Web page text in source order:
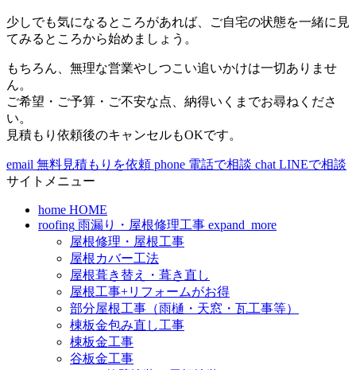
少しでも気になるところがあれば、ご自宅の状態を一緒に見
てみるところから始めましょう。
もちろん、無理な営業やしつこい追いかけは一切ありませ
ん。
ご希望・ご予算・ご不安な点、納得いくまでお尋ねくださ
い。
見積もり依頼後のキャンセルもOKです。
email 無料見積もりを依頼 phone 電話で相談 chat LINEで相談
サイトメニュー
home HOME
roofing 雨漏り・屋根修理工事 expand_more
屋根修理・屋根工事
屋根カバー工法
屋根葺き替え・葺き直し
屋根工事+リフォームがお得
部分屋根工事（雨樋・天窓・瓦工事等）
棟板金包み直し工事
棟板金工事
谷板金工事